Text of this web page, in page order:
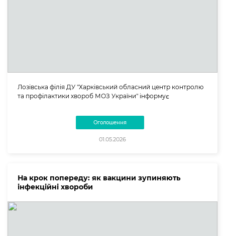
Лозівська філія ДУ "Харківський обласний центр контролю
та профілактики хвороб МОЗ України" інформує
Оголошення
01.05.2026
На крок попереду: як вакцини зупиняють
інфекційні хвороби